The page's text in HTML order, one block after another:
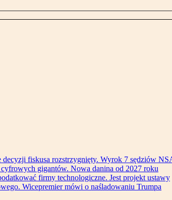
decyzji fiskusa rozstrzygnięty. Wyrok 7 sędziów
gigantów. Nowa danina od 2027 roku
firmy technologiczne. Jest projekt ustawy
Wicepremier mówi o naśladowaniu Trumpa